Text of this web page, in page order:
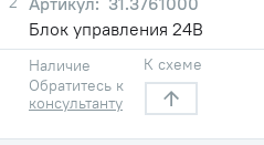
Блок управления 24В
Наличие
Обратитесь к
консультанту
К схеме